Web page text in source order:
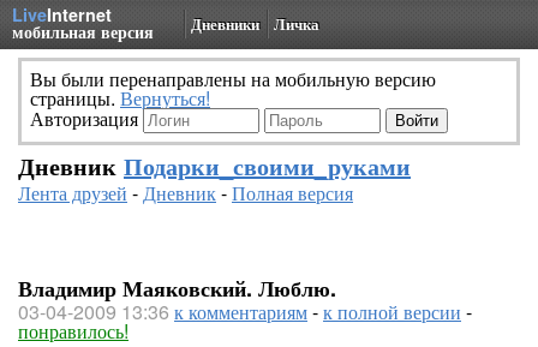
LiveInternet
мобильная версия Дневники Личка
Вы были перенаправлены на мобильную версию
страницы. Вернуться!
Авторизация
Дневник Подарки_своими_руками
Лента друзей -Дневник-Полная версия
Владимир Маяковский. Люблю.
03-04-2009 13:36 к комментариям-к полной версии -
понравилось!